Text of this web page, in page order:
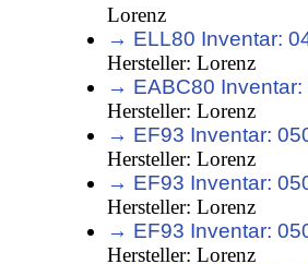
Lorenz
→ ELL80 Inventar:
Hersteller: Lorenz
→ EABC80 Inventar:
Hersteller: Lorenz
→ EF93 Inventar:
Hersteller: Lorenz
→ EF93 Inventar:
Hersteller: Lorenz
→ EF93 Inventar:
Hersteller: Lorenz